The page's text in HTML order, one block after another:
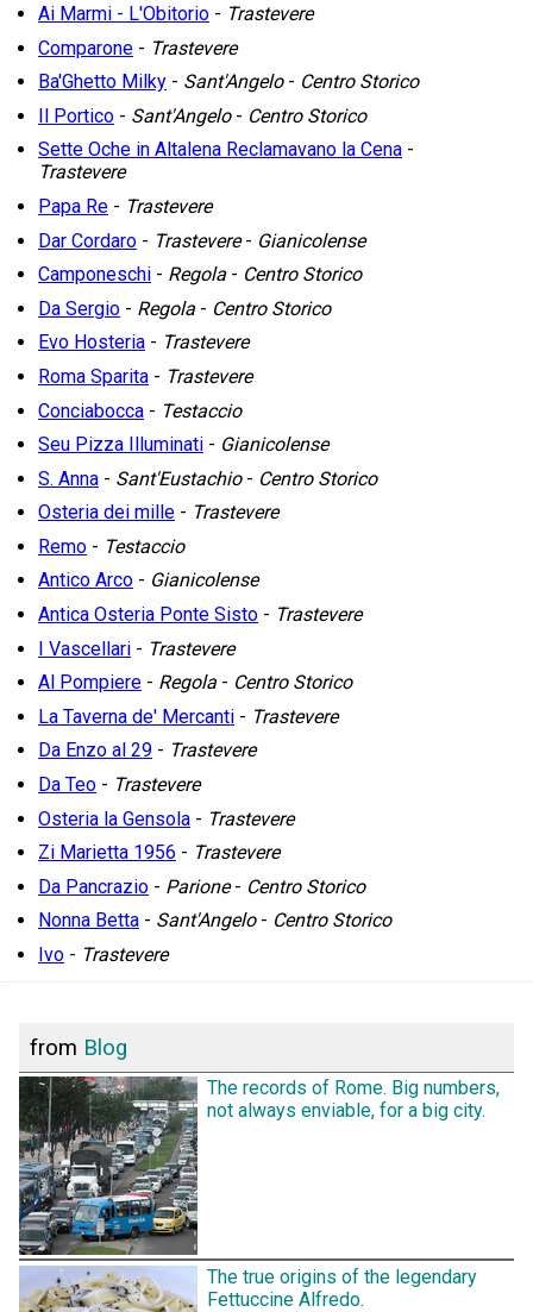
Ai Marmi - L'Obitorio - Trastevere
Comparone - Trastevere
Ba'Ghetto Milky - Sant'Angelo- Centro Storico
Il Portico - Sant'Angelo- Centro Storico
Sette Oche in Altalena Reclamavano la Cena -
Trastevere
Papa Re - Trastevere
Dar Cordaro - Trastevere- Gianicolense
Camponeschi - Regola - Centro Storico
Da Sergio - Regola - Centro Storico
Evo Hosteria - Trastevere
Roma Sparita - Trastevere
Conciabocca - Testaccio
Seu Pizza Illuminati - Gianicolense
S. Anna - Sant'Eustachio- Centro Storico
Osteria dei mille - Trastevere
Remo - Testaccio
Antico Arco - Gianicolense
Antica Osteria Ponte Sisto - Trastevere
I Vascellari - Trastevere
Al Pompiere - Regola - Centro Storico
La Taverna de' Mercanti - Trastevere
Da Enzo al 29 - Trastevere
Da Teo - Trastevere
Osteria la Gensola - Trastevere
Zi Marietta 1956 - Trastevere
Da Pancrazio - Parione- Centro Storico
Nonna Betta - Sant'Angelo- Centro Storico
Ivo - Trastevere
from Blog
The records of Rome. Big numbers,
not always enviable, for a big city.
The true origins of the legendary
Fettuccine Alfredo.